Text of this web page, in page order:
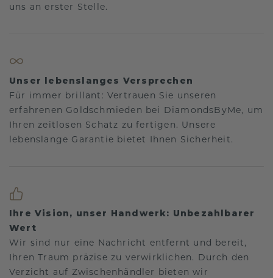
uns an erster Stelle.
Unser lebenslanges Versprechen
Für immer brillant: Vertrauen Sie unseren
erfahrenen Goldschmieden bei DiamondsByMe, um
Ihren zeitlosen Schatz zu fertigen. Unsere
lebenslange Garantie bietet Ihnen Sicherheit.
Ihre Vision, unser Handwerk: Unbezahlbarer
Wert
Wir sind nur eine Nachricht entfernt und bereit,
Ihren Traum präzise zu verwirklichen. Durch den
Verzicht auf Zwischenhändler bieten wir